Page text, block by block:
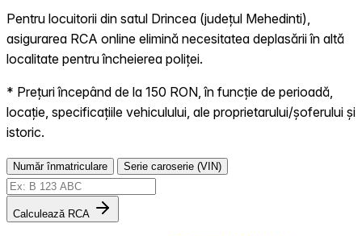
Pentru locuitorii din satul Drincea (județul Mehedinti),
asigurarea RCA online elimină necesitatea deplasării în altă
localitate pentru încheierea poliței.
* Prețuri începând de la 150 RON, în funcție de perioadă,
locație, specificațiile vehiculului, ale proprietarului/șoferului și
istoric.
Număr înmatriculare Serie caroserie (VIN)
Calculează RCA